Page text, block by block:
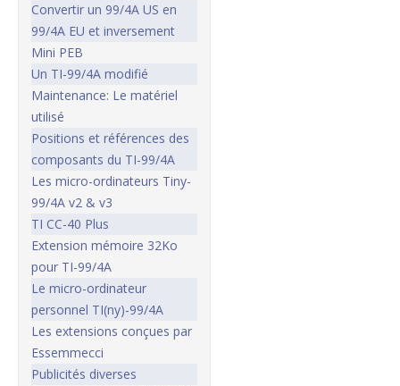
Convertir un 99/4A US en
99/4A EU et inversement
Mini PEB
Un TI-99/4A modifié
Maintenance: Le matériel
utilisé
Positions et références des
composants du TI-99/4A
Les micro-ordinateurs Tiny-
99/4A v2 & v3
TI CC-40 Plus
Extension mémoire 32Ko
pour TI-99/4A
Le micro-ordinateur
personnel TI(ny)-99/4A
Les extensions conçues par
Essemmecci
Publicités diverses